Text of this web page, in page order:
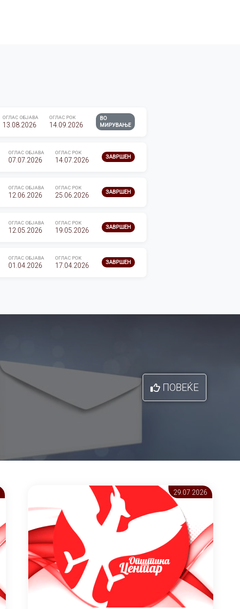
ОГЛАС ОБЈАВА
13.08.2026
ОГЛАС РОК
14.09.2026
ВО
МИРУВАЊЕ
ОГЛАС ОБЈАВА
07.07.2026
ОГЛАС РОК
14.07.2026 ЗАВРШЕН
ОГЛАС ОБЈАВА
12.06.2026
ОГЛАС РОК
25.06.2026 ЗАВРШЕН
ОГЛАС ОБЈАВА
12.05.2026
ОГЛАС РОК
19.05.2026 ЗАВРШЕН
ОГЛАС ОБЈАВА
01.04.2026
ОГЛАС РОК
17.04.2026 ЗАВРШЕН
ПОВЕЌЕ
29.07 2026